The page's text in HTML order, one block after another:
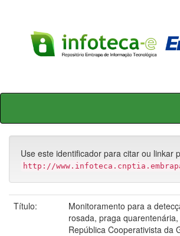
Skip
Use este identificador para citar ou linkar
http://
Título:
Monitoramento para a
rosada, praga
República Cooperativista da